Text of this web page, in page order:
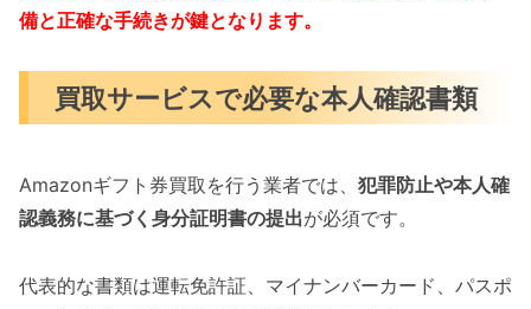
備と正確な手続きが鍵となります。
買取サービスで必要な本人確認書類
Amazonギフト券買取を行う業者では、 犯罪防止や本人確
認義務に基づく身分証明書の提出が必須です。
代表的な書類は運転免許証、マイナンバーカード、パスポ